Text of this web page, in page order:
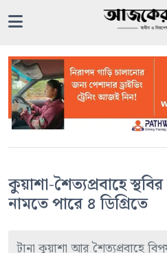
কুয়াশা-শৈত্যপ্রবাহে
নামতে পারে ৪ ডিগ্রিতে
টানা কুয়াশা আর শৈত্যপ্রবাহে